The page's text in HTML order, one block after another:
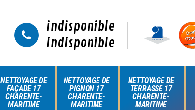
indisponible
indisponible
NETTOYAGE DE
FAÇADE 17
CHARENTE-
MARITIME
NETTOYAGE DE
PIGNON 17
CHARENTE-
MARITIME
NETTOYAGE DE
TERRASSE 17
CHARENTE-
MARITIME